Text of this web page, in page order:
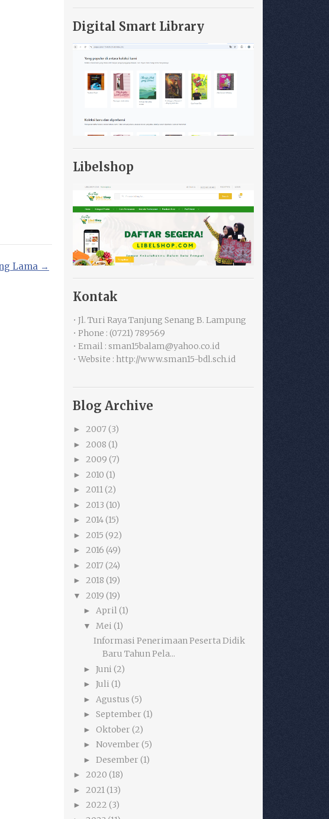
Lama →
Digital Smart Library
Libelshop
Kontak
• Jl. Turi Raya Tanjung Senang B. Lampung
• Phone : (0721) 789569
• Email : sman15balam@yahoo.co.id
• Website : http://www.sman15-bdl.sch.id
Blog Archive
► 2007 (3)
► 2008 (1)
► 2009 (7)
► 2010 (1)
► 2011(2)
► 2013 (10)
► 2014(15)
► 2015 (92)
► 2016 (49)
► 2017 (24)
► 2018 (19)
▼ 2019 (19)
► April(1)
▼ Mei (1)
Informasi Penerimaan Peserta Didik
Baru Tahun Pela...
► Juni (2)
► Juli (1)
► Agustus (5)
► September (1)
► Oktober (2)
► November (5)
► Desember (1)
► 2020 (18)
► 2021(13)
► 2022 (3)